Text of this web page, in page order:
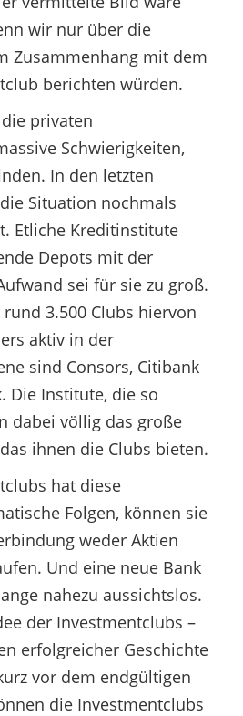
wir nur über die
Zusammenhang mit dem
berichten würden.
privaten
Schwierigkeiten,
In den letzten
Situation nochmals
Etliche Kreditinstitute
Depots mit der
sei für sie zu groß.
3.500 Clubs hiervon
aktiv in der
sind Consors, Citibank
Die Institute, die so
dabei völlig das große
ihnen die Clubs bieten.
hat diese
Folgen, können sie
weder Aktien
Und eine neue Bank
nahezu aussichtslos.
der Investmentclubs –
erfolgreicher Geschichte
vor dem endgültigen
die Investmentclubs